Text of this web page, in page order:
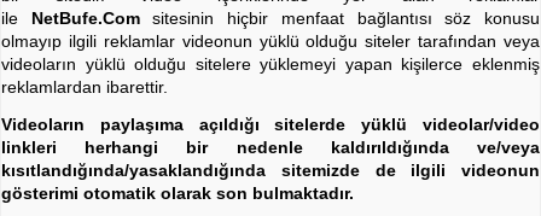
ile NetBufe.Comsitesinin hiçbir menfaat bağlantısı söz konusu
olmayıp ilgili reklamlar videonun yüklü olduğu siteler tarafından veya
videoların yüklü olduğu sitelere yüklemeyi yapan kişilerce eklenmiş
reklamlardan ibarettir.
Videoların paylaşıma açıldığı sitelerde yüklü videolar/video
linkleri herhangi bir nedenle kaldırıldığında ve/veya
kısıtlandığında/yasaklandığında sitemizde de ilgili videonun
gösterimi otomatik olarak son bulmaktadır.